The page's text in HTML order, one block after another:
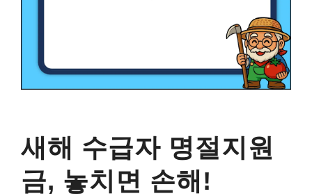
새해 수급자 명절지원
금, 놓치면 손해!